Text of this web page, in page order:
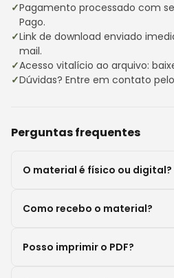
Pagamento processado com
Pago.
Link de download enviado
mail.
Acesso vitalício ao arquivo:
Dúvidas? Entre em contato
Perguntas frequentes
O material é físico ou digital?
Como recebo o material?
Posso imprimir o PDF?